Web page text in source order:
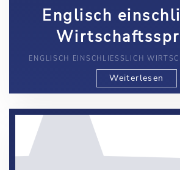
Englisch
ENGLISCH EINSCHLIESSLICH
Weiterlesen